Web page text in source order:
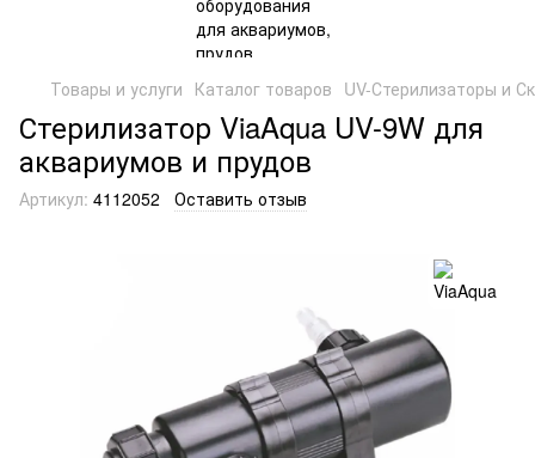
Товары и услуги Каталог товаров UV-Стерилизаторы и
Стерилизатор ViaAqua UV-9W для
аквариумов и прудов
Артикул: 4112052 Оставить отзыв